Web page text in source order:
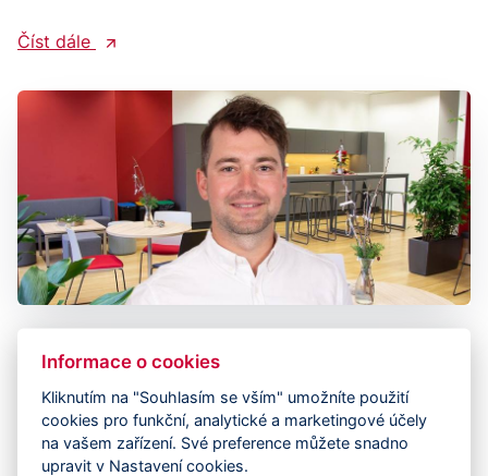
Číst dále
Phil Williamson - Product Manager
Phil Williamson je Product Manager pro
Principal Telemedicine. Jaká byla jeho osobní
Informace o cookies
Kliknutím na "Souhlasím se vším" umožníte použití
cookies pro funkční, analytické a marketingové účely
na vašem zařízení. Své preference můžete snadno
upravit v Nastavení cookies.